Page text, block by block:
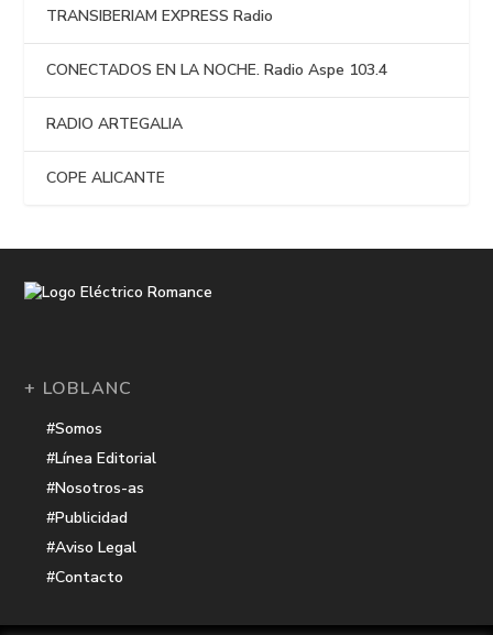
TRANSIBERIAM EXPRESS Radio
CONECTADOS EN LA NOCHE. Radio Aspe 103.4
RADIO ARTEGALIA
COPE ALICANTE
+ LOBLANC
#Somos
#Línea Editorial
#Nosotros-as
#Publicidad
#Aviso Legal
#Contacto